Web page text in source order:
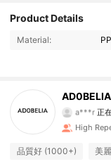
Product Details
Material: PP
AD0BELIA
4.88
4.88
a***r 正
4.88
4.88
High
品質好 (1000+) 美